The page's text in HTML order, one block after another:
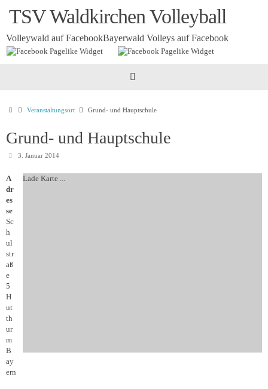
InhaltTSV Waldkirchen Volleyball
Volleywald auf FacebookBayerwald Volleys auf Facebook
Startseite
Veranstaltungsort Grund- und Hauptschule
Grund- und Hauptschule
3. Januar 2014
Lade Karte ...
A
dr
es
se
Sc
h
ul
str
aß
e
5
H
ut
th
ur
m
B
ay
ern